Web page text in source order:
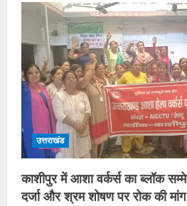
उत्तराखंड
काशीपुर में आशा वर्कर्स का ब्लॉक
दर्जा और श्रम शोषण पर रोक की मांग